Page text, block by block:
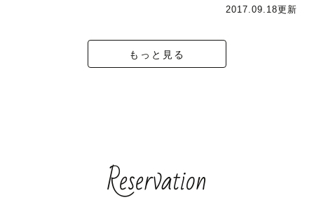
2017.09.18更新
もっと見る
Reservation